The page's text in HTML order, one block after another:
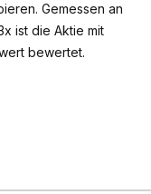
Gemessen an
ist die Aktie mit
bewertet.